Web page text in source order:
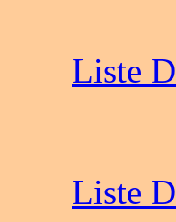
Liste
Liste